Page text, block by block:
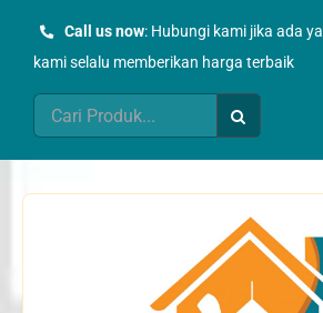
Call us now: Hubungi kami jika ada
kami selalu memberikan harga terbaik
Search
for: